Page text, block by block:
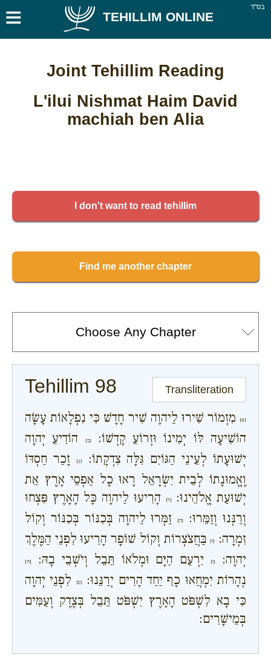
בס''ד ≡ TEHILLIM ONLINE
Joint Tehillim Reading
L'ilui Nishmat Haim David
machiah ben Alia
I don't want to read tehillim
Find me another chapter
Transliteration
Tehillim 98
{א} מִזְמוֹר שִׁירוּ לַיהוָה שִׁיר חָדָשׁ כִּי נִפְלָאוֹת עָשָׂה
הוֹשִׁיעָה לּוֹ יְמִינוֹ וּזְרוֹעַ קָדְשׁוֹ:{ב}
הוֹדִיעַ יְהוָה
יְשׁוּעָתוֹ לְעֵינֵי הַגּוֹיִם גִּלָּה צִדְקָתוֹ:{ג}
זָכַר חַסְדּוֹ
וֶאֱמוּנָתוֹ לְבֵית יִשְׂרָאֵל רָאוּ כָל אַפְסֵי אָרֶץ אֵת
יְשׁוּעַת אֱלֹהֵינוּ:{ד}
הָרִיעוּ לַיהוָה כָּל הָאָרֶץ פִּצְחוּ
וְרַנְּנוּ וְזַמֵּרוּ:
{ה}זַמְּרוּ לַיהוָה בְּכִנּוֹר בְּכִנּוֹר וְקוֹל
זִמְרָה:
{ו}בַּחֲצֹצְרוֹת וְקוֹל שׁוֹפָר הָרִיעוּ לִפְנֵי הַמֶּלֶךְ
יְהוָה:
{ז}יִרְעַם הַיָּם וּמְלֹאוֹ תֵּבֵל וְיֹשְׁבֵי בָהּ: {ח}
נְהָרוֹת יִמְחֲאוּ כָף יַחַד הָרִים יְרַנֵּנוּ:{ט}
לִפְנֵי יְהוָה
כִּי בָא לִשְׁפֹּט הָאָרֶץ יִשְׁפֹּט תֵּבֵל בְּצֶדֶק וְעַמִּים
בְּמֵישָׁרִים: